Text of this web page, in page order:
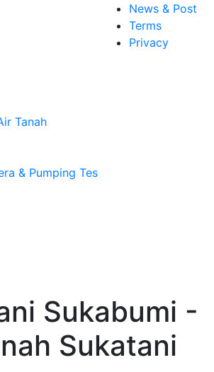
News & Post
Terms
Privacy
Tanah
& Pumping Tes
Sukabumi -
Sukatani